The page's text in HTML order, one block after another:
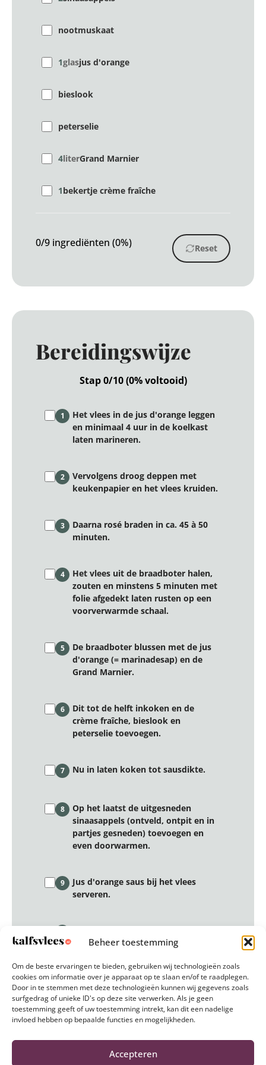
Beheer toestemming
Om de beste ervaringen te bieden, gebruiken wij technologieën zoals
cookies om informatie over je apparaat op te slaan en/of te raadplegen.
Door in te stemmen met deze technologieën kunnen wij gegevens zoals
surfgedrag of unieke ID's op deze site verwerken. Als je geen
toestemming geeft of uw toestemming intrekt, kan dit een nadelige
invloed hebben op bepaalde functies en mogelijkheden.
Accepteren
nootmuskaat
1glasjus d'orange
bieslook
peterselie
4literGrand Marnier
1bekertje crème fraîche
0/9 ingrediënten (0%) Reset
Bereidingswijze
Stap 0/10 (0% voltooid)
1
Het vlees in de jus d'orange leggen
en minimaal 4 uur in de koelkast
laten marineren.
2
Vervolgens droog deppen met
keukenpapier en het vlees kruiden.
3
Daarna rosé braden in ca. 45 à 50
minuten.
4
Het vlees uit de braadboter halen,
zouten en minstens 5 minuten met
folie afgedekt laten rusten op een
voorverwarmde schaal.
5
De braadboter blussen met de jus
d'orange (= marinadesap) en de
Grand Marnier.
6
Dit tot de helft inkoken en de
crème fraîche, bieslook en
peterselie toevoegen.
7 Nu in laten koken tot sausdikte.
8
Op het laatst de uitgesneden
sinaasappels (ontveld, ontpit en in
partjes gesneden) toevoegen en
even doorwarmen.
9
Jus d'orange saus bij het vlees
serveren.
verse aardappelpuree), rijst of
Reset stappen